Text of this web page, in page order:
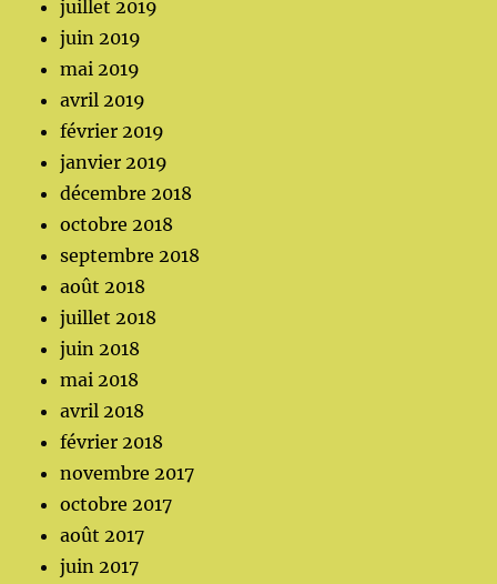
juillet 2019
juin 2019
mai 2019
avril 2019
février 2019
janvier 2019
décembre 2018
octobre 2018
septembre 2018
août 2018
juillet 2018
juin 2018
mai 2018
avril 2018
février 2018
novembre 2017
octobre 2017
août 2017
juin 2017